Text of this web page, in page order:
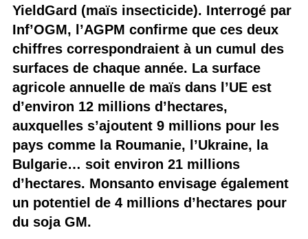
YieldGard (maïs insecticide). Interrogé par
Inf’OGM, l’AGPM confirme que ces deux
chiffres correspondraient à un cumul des
surfaces de chaque année. La surface
agricole annuelle de maïs dans l’UE est
d’environ 12 millions d’hectares,
auxquelles s’ajoutent 9 millions pour les
pays comme la Roumanie, l’Ukraine, la
Bulgarie… soit environ 21 millions
d’hectares. Monsanto envisage également
un potentiel de 4 millions d’hectares pour
du soja GM.